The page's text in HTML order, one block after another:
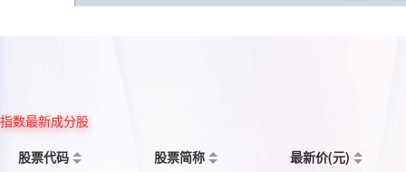
指数最新成分股
股票代码
股票简称 最新价(元)